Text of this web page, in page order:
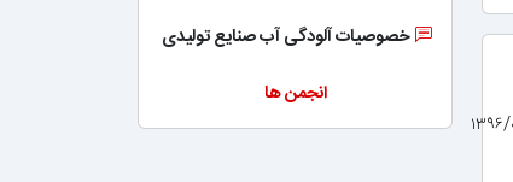
خصوصیات آلودگی آب صنایع تولیدی
انجمن ها